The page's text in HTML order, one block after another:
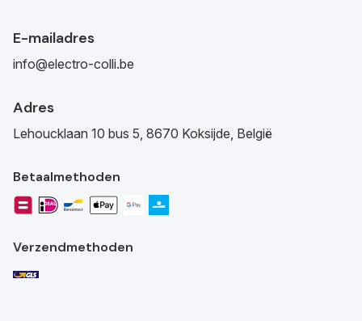
E-mailadres
info@electro-colli.be
Adres
Lehoucklaan 10 bus 5, 8670 Koksijde, België
Betaalmethoden
Verzendmethoden